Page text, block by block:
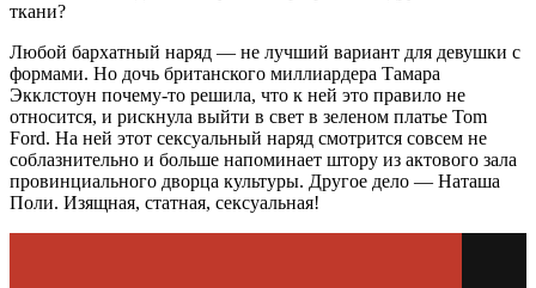
ткани?
Любой бархатный наряд — не лучший вариант для девушки с
формами. Но дочь британского миллиардера Тамара
Экклстоун почему-то решила, что к ней это правило не
относится, и рискнула выйти в свет в зеленом платье Tom
Ford. На ней этот сексуальный наряд смотрится совсем не
соблазнительно и больше напоминает штору из актового зала
провинциального дворца культуры. Другое дело — Наташа
Поли. Изящная, статная, сексуальная!